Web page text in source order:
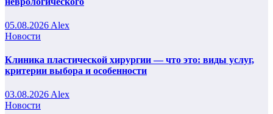
05.08.2026 Alex
Новости
Клиника пластической хирургии — что это: виды услуг,
критерии выбора и особенности
03.08.2026 Alex
Новости